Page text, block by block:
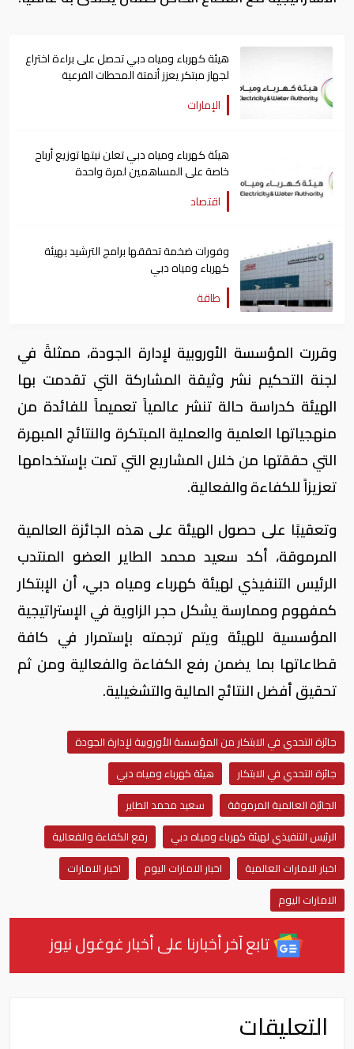
هيئة كهرباء ومياه دبي تحصل على براءة اختراع
لجهاز مبتكر يعزز أتمتة المحطات الفرعية
الإمارات
هيئة كهرباء ومياه دبي تعلن نيتها توزيع أرباح
خاصة على المساهمين لمرة واحدة
اقتصاد
وفورات ضخمة تحققها برامج الترشيد بهيئة
كهرباء ومياه دبي
طاقة
وقررت المؤسسة الأوروبية لإدارة الجودة، ممثلةً في
لجنة التحكيم نشر وثيقة المشاركة التي تقدمت بها
الهيئة كدراسة حالة تنشر عالمياً تعميماً للفائدة من
منهجياتها العلمية والعملية المبتكرة والنتائج المبهرة
التي حققتها من خلال المشاريع التي تمت بإستخدامها
تعزيزاً للكفاءة والفعالية.
وتعقيبًا على حصول الهيئة على هذه الجائزة العالمية
المرموقة، أكد سعيد محمد الطاير العضو المنتدب
الرئيس التنفيذي لهيئة كهرباء ومياه دبي، أن الإبتكار
كمفهوم وممارسة يشكل حجر الزاوية في الإستراتيجية
المؤسسية للهيئة ويتم ترجمته بإستمرار في كافة
قطاعاتها بما يضمن رفع الكفاءة والفعالية ومن ثم
تحقيق أفضل النتائج المالية والتشغيلية.
جائزة التحدي في الابتكار من المؤسسة الأوروبية لإدارة الجودة
جائزة التحدي في الابتكار
هيئة كهرباء ومياه دبي
الجائزة العالمية المرموقة
سعيد محمد الطاير
الرئيس التنفيذي لهيئة كهرباء ومياه دبي
رفع الكفاءة والفعالية
اخبار الامارات العالمية
اخبار الامارات اليوم
اخبار الامارات
الامارات اليوم
تابع آخر أخبارنا على أخبار غوغول نيوز
التعليقات